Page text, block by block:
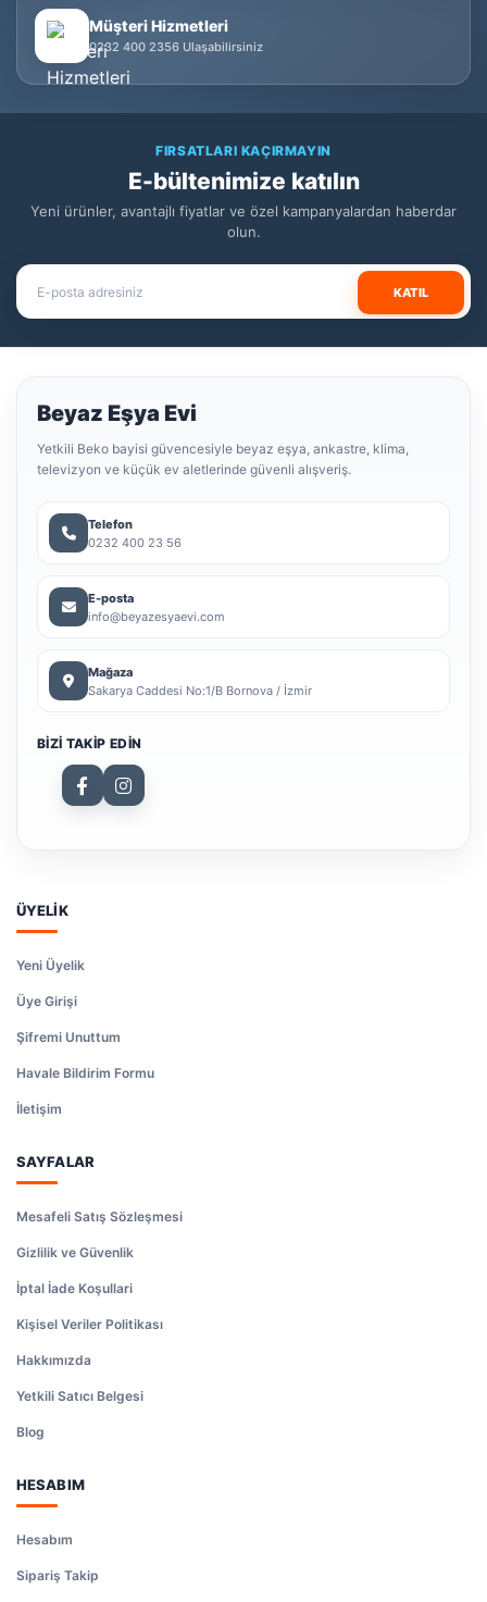
Müşteri Hizmetleri
0232 400 2356 Ulaşabilirsiniz
FIRSATLARI KAÇIRMAYIN
E-bültenimize katılın
Yeni ürünler, avantajlı fiyatlar ve özel kampanyalardan haberdar
olun.
KATIL
Beyaz Eşya Evi
Yetkili Beko bayisi güvencesiyle beyaz eşya, ankastre, klima,
televizyon ve küçük ev aletlerinde güvenli alışveriş.
Telefon
0232 400 23 56
E-posta
info@beyazesyaevi.com
Mağaza
Sakarya Caddesi No:1/B Bornova / İzmir
BIZI TAKIP EDIN
ÜYELİK
Yeni Üyelik
Üye Girişi
Şifremi Unuttum
Havale Bildirim Formu
İletişim
SAYFALAR
Mesafeli Satış Sözleşmesi
Gizlilik ve Güvenlik
İptal İade Koşullari
Kişisel Veriler Politikası
Hakkımızda
Yetkili Satıcı Belgesi
Blog
HESABIM
Hesabım
Sipariş Takip